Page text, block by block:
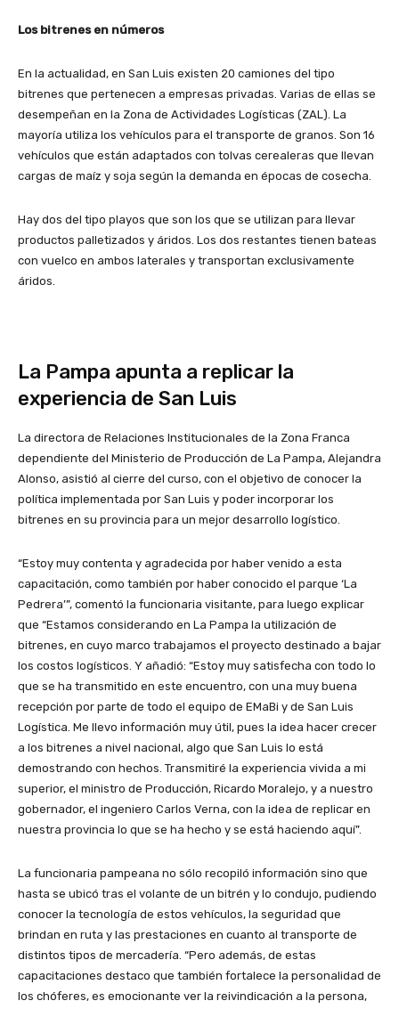
Los bitrenes en números
En la actualidad, en San Luis existen 20 camiones del tipo
bitrenes que pertenecen a empresas privadas. Varias de ellas se
desempeñan en la Zona de Actividades Logísticas (ZAL). La
mayoría utiliza los vehículos para el transporte de granos. Son 16
vehículos que están adaptados con tolvas cerealeras que llevan
cargas de maíz y soja según la demanda en épocas de cosecha.
Hay dos del tipo playos que son los que se utilizan para llevar
productos palletizados y áridos. Los dos restantes tienen bateas
con vuelco en ambos laterales y transportan exclusivamente
áridos.
La Pampa apunta a replicar la
experiencia de San Luis
La directora de Relaciones Institucionales de la Zona Franca
dependiente del Ministerio de Producción de La Pampa, Alejandra
Alonso, asistió al cierre del curso, con el objetivo de conocer la
política implementada por San Luis y poder incorporar los
bitrenes en su provincia para un mejor desarrollo logístico.
“Estoy muy contenta y agradecida por haber venido a esta
capacitación, como también por haber conocido el parque ‘La
Pedrera’”, comentó la funcionaria visitante, para luego explicar
que “Estamos considerando en La Pampa la utilización de
bitrenes, en cuyo marco trabajamos el proyecto destinado a bajar
los costos logísticos. Y añadió: “Estoy muy satisfecha con todo lo
que se ha transmitido en este encuentro, con una muy buena
recepción por parte de todo el equipo de EMaBi y de San Luis
Logística. Me llevo información muy útil, pues la idea hacer crecer
a los bitrenes a nivel nacional, algo que San Luis lo está
demostrando con hechos. Transmitiré la experiencia vivida a mi
superior, el ministro de Producción, Ricardo Moralejo, y a nuestro
gobernador, el ingeniero Carlos Verna, con la idea de replicar en
nuestra provincia lo que se ha hecho y se está haciendo aquí”.
La funcionaria pampeana no sólo recopiló información sino que
hasta se ubicó tras el volante de un bitrén y lo condujo, pudiendo
conocer la tecnología de estos vehículos, la seguridad que
brindan en ruta y las prestaciones en cuanto al transporte de
distintos tipos de mercadería. “Pero además, de estas
capacitaciones destaco que también fortalece la personalidad de
los chóferes, es emocionante ver la reivindicación a la persona,